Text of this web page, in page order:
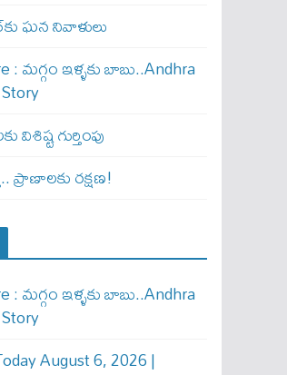
ఘన నివాళులు
: మ‌గ్గం ఇళ్ళ‌కు బాబు..Andhra
విశిష్ట గుర్తింపు
ప్రాణాలకు రక్షణ!
: మ‌గ్గం ఇళ్ళ‌కు బాబు..Andhra
August 6, 2026 |